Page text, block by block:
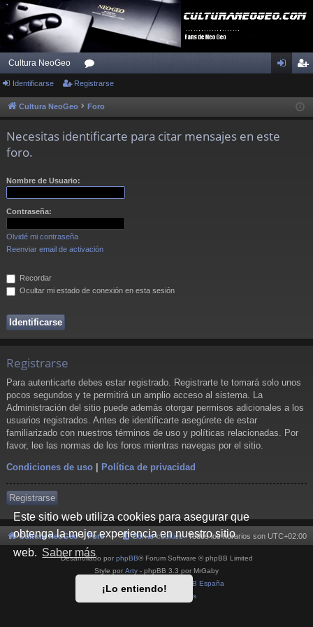
Este sitio web utiliza cookies para asegurar que
obtenga la mejor experiencia en nuestro sitio
web. Saber más
¡Lo entiendo!
Cultura NeoGeo
or
os ist
Identificarse Registrarse
Cultura NeoGeo Foro
Necesitas identificarte para citar mensajes en este
foro.
Nombre de Usuario:
Contraseña:
Olvidé mi contraseña
Reenviar email de activación
Recordar
Ocultar mi estado de conexión en esta sesión
Registrarse
Para autenticarte debes estar registrado. Registrarte te tomará solo unos
pocos segundos y te permitirá un amplio acceso al sistema. La
Administración del sitio puede además otorgar permisos adicionales a los
usuarios registrados. Antes de identificarte asegúrete de estar
familiarizado con nuestros términos de uso y políticas relacionadas. Por
favor, lee las normas de los foros mientras navegas por el sitio.
Condiciones de uso Política de privacidad
Registrarse
Cultura NeoGeo Foro Todos los horarios son UTC+02:00
Borrar cookies
Desarrollado por phpBB® Forum Software © phpBB Limited
Style por Arty - phpBB 3.3 por MrGaby
phpBB España
Condiciones